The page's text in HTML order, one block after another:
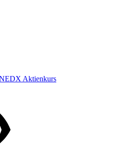
Aktienkurs